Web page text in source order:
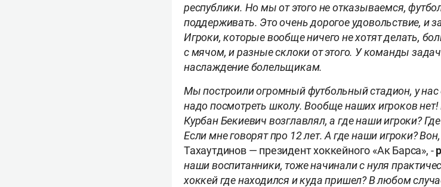
республики. Но мы от этого не отказываемся,
поддерживать. Это очень дорогое удовольствие, и
Игроки, которые вообще ничего не хотят делать,
с мячом, и разные склоки от этого. У команды
наслаждение болельщикам.
Мы построили огромный футбольный стадион, у
надо посмотреть школу. Вообще наших игроков нет!
Курбан Бекиевич возглавлял, а где наши игроки?
Если мне говорят про 12 лет. А где наши игроки?
Тахаутдинов — президент хоккейного «Ак Барса», -
наши воспитанники, тоже начинали с нуля
хоккей где находился и куда пришел? В любом